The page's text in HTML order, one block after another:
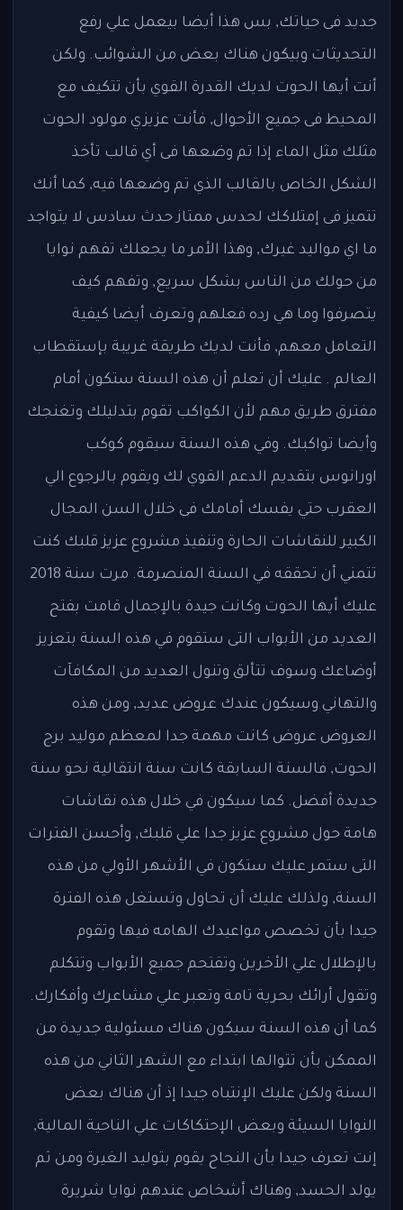
جديد فى حياتك, بس هذا أيضا بيعمل علي رفع
التحديثات وبيكون هناك بعض من الشوائب. ولكن
أنت أيها الحوت لديك القدرة القوي بأن تتكيف مع
المحيط فى جميع الأحوال, فأنت عزيزي مولود الحوت
مثلك مثل الماء إذا تم وضعها فى أي قالب تأخذ
الشكل الخاص بالقالب الذي تم وضعها فيه, كما أنك
تتميز فى إمتلاكك لحدس ممتاز حدث سادس لا يتواجد
ما اي مواليد غيرك, وهذا الأمر ما يجعلك تفهم نوايا
من حولك من الناس بشكل سريع, وتفهم كيف
يتصرفوا وما هي رده فعلهم وتعرف أيضا كيفية
التعامل معهم, فأنت لديك طريقة غريبة بإستقطاب
العالم . عليك أن تعلم أن هذه السنة ستكون أمام
مفترق طريق مهم لأن الكواكب تقوم بتدليلك وتغنجك
وأيضا تواكبك. وفي هذه السنة سيقوم كوكب
اورانوس بتقديم الدعم القوي لك ويقوم بالرجوع الي
العقرب حتي يفسك أمامك فى خلال السن المجال
الكبير للنقاشات الحارة وتنفيذ مشروع عزيز قلبك كنت
تتمني أن تحققه في السنة المنصرمة. مرت سنة 2018
عليك أيها الحوت وكانت جيدة بالإجمال قامت بفتح
العديد من الأبواب التى ستقوم في هذه السنة بتعزيز
أوضاعك وسوف تتألق وتنول العديد من المكافآت
والتهاني وسيكون عندك عروض عديد, ومن هذه
العروض عروض كانت مهمة جدا لمعظم موليد برج
الحوت, فالسنة السابقة كانت سنة انتقالية نحو سنة
جديدة أفضل. كما سيكون في خلال هذه نقاشات
هامة حول مشروع عزيز جدا علي قلبك, وأحسن الفترات
التى ستمر عليك ستكون في الأشهر الأولي من هذه
السنة, ولذلك عليك أن تحاول وتستغل هذه الفترة
جيدا بأن تخصص مواعيدك الهامه فيها وتقوم
بالإطلال علي الأخرين وتقتحم جميع الأبواب وتتكلم
وتقول أرائك بحرية تامة وتعبر علي مشاعرك وأفكارك.
كما أن هذه السنة سيكون هناك مسئولية جديدة من
الممكن بأن تتوالها ابتداء مع الشهر الثاني من هذه
السنة ولكن عليك الإنتباه جيدا إذ أن هناك بعض
النوايا السيئة وبعض الإحتكاكات علي الناحية المالية,
إنت تعرف جيدا بأن النجاح يقوم بتوليد الغيرة ومن ثم
يولد الحسد, وهناك أشخاص عندهم نوايا شريرة